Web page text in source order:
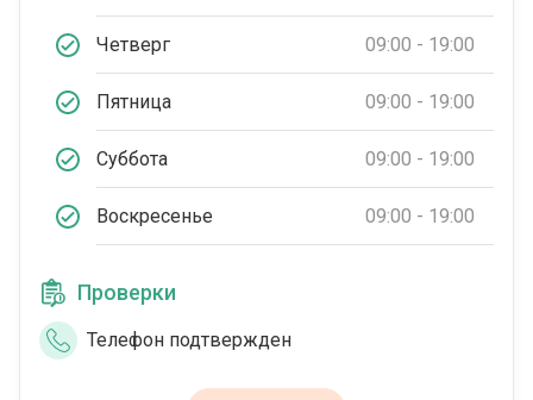
Четверг 09:00 - 19:00
Пятница 09:00 - 19:00
Суббота 09:00 - 19:00
Воскресенье 09:00 - 19:00
Проверки
Телефон подтвержден